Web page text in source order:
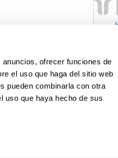
ofrecer funciones de
el uso que haga del sitio web
pueden combinarla con otra
uso que haya hecho de sus
Use TAB para desplazarse.